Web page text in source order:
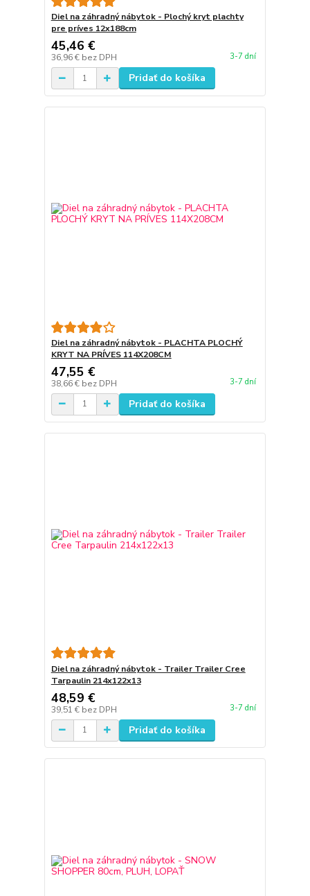
Diel na záhradný nábytok - Plochý kryt plachty
pre príves 12x188cm
45,46 €
36,96 € bez DPH 3-7 dní
Pridať do košíka
Diel na záhradný nábytok - PLACHTA PLOCHÝ
KRYT NA PRÍVES 114X208CM
47,55 €
38,66 € bez DPH 3-7 dní
Pridať do košíka
Diel na záhradný nábytok - Trailer Trailer Cree
Tarpaulin 214x122x13
48,59 €
39,51 € bez DPH 3-7 dní
Pridať do košíka